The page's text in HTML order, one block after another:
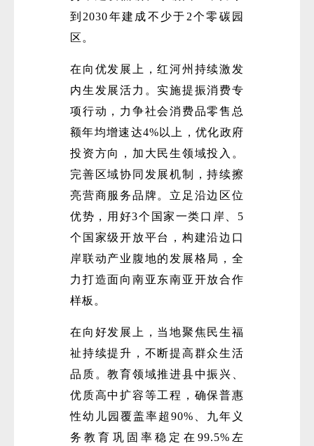
到2030年建成不少于2个零碳园
区。
在向优发展上，红河州持续激发
内生发展活力。实施提振消费专
项行动，力争社会消费品零售总
额年均增速达4%以上，优化政府
投资方向，加大民生领域投入。
完善区域协同发展机制，持续擦
亮营商服务品牌。立足沿边区位
优势，用好3个国家一类口岸、5
个国家级开放平台，构建沿边口
岸联动产业腹地的发展格局，全
力打造面向南亚东南亚开放合作
样板。
在向好发展上，当地聚焦民生福
祉持续提升，不断提高群众生活
品质。教育领域推进县中振兴、
优质高中扩容等工程，确保普惠
性幼儿园覆盖率超90%、九年义
务教育巩固率稳定在99.5%左